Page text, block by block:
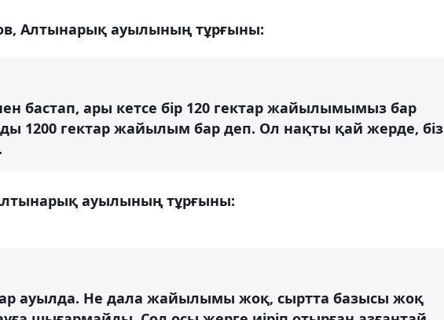
Алтынарық ауылының тұрғыны:
бастап, ары кетсе бір 120 гектар жайылымымыз бар
1200 гектар жайылым бар деп. Ол нақты қай жерде, біз
ауылының тұрғыны:
ауылда. Не дала жайылымы жоқ, сыртта базысы жоқ